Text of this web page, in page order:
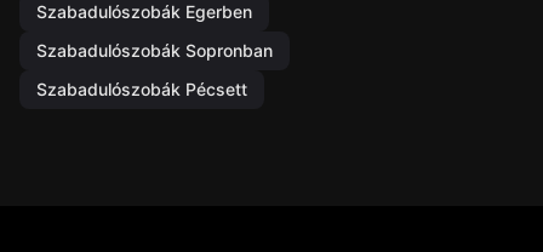
Szabadulószobák Egerben
Szabadulószobák Sopronban
Szabadulószobák Pécsett